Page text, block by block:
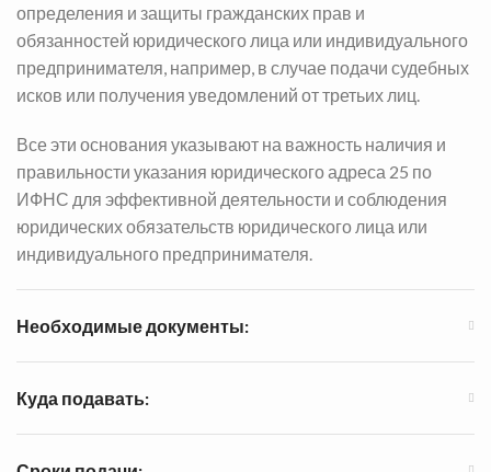
определения и защиты гражданских прав и
обязанностей юридического лица или индивидуального
предпринимателя, например, в случае подачи судебных
исков или получения уведомлений от третьих лиц.
Все эти основания указывают на важность наличия и
правильности указания юридического адреса 25 по
ИФНС для эффективной деятельности и соблюдения
юридических обязательств юридического лица или
индивидуального предпринимателя.
Необходимые документы:
Куда подавать: